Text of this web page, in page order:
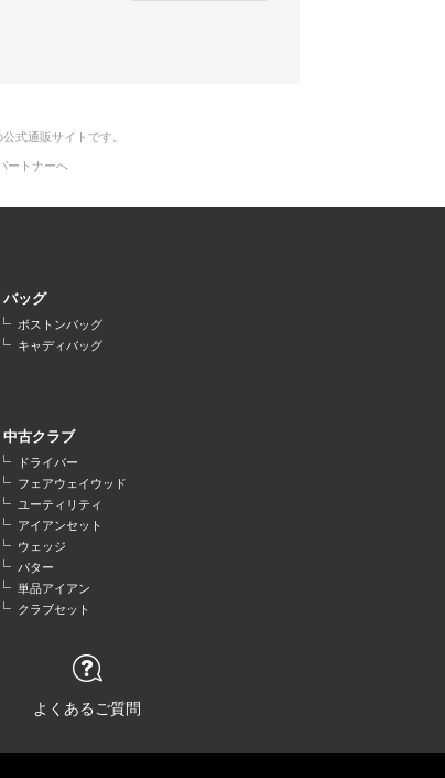
式通販サイトです。
ートナーへ
バッグ
ボストンバッグ
キャディバッグ
中古クラブ
ドライバー
フェアウェイウッド
ユーティリティ
アイアンセット
ウェッジ
パター
単品アイアン
クラブセット
よくあるご質問